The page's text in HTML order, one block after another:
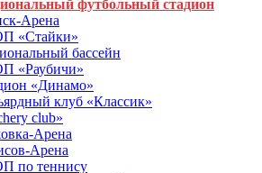
футбольный стадион
Арена
«Стайки»
бассейн
«Раубичи»
«Динамо»
клуб «Классик»
club»
Арена
Арена
по теннису